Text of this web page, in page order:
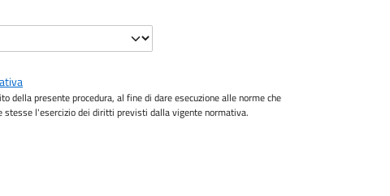
della presente procedura, al fine di dare esecuzione alle norme che
l'esercizio dei diritti previsti dalla vigente normativa.